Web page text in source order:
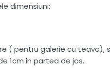
dimensiuni:
( pentru galerie cu teava),
1cm in partea de jos.